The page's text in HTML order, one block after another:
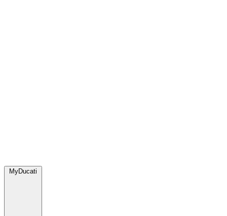
MyDucati